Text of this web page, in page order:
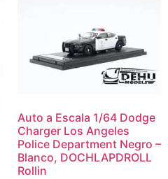
Auto a Escala 1/64 Dodge
Charger Los Angeles
Police Department Negro –
Blanco, DOCHLAPDROLL
Rollin